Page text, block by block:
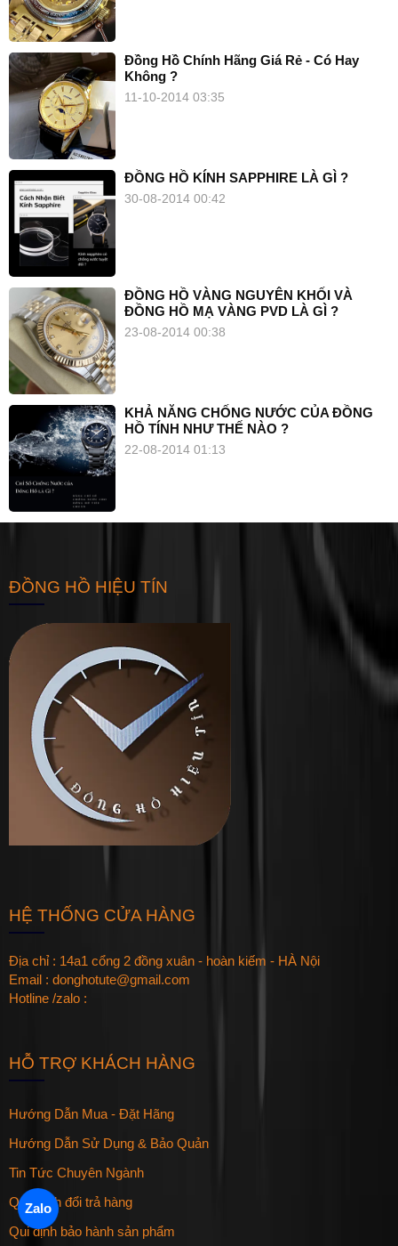
Đồng Hồ Chính Hãng Giá Rẻ - Có Hay
Không ?
11-10-2014 03:35
ĐỒNG HỒ KÍNH SAPPHIRE LÀ GÌ ?
30-08-2014 00:42
ĐỒNG HỒ VÀNG NGUYÊN KHỐI VÀ
ĐỒNG HỒ MẠ VÀNG PVD LÀ GÌ ?
23-08-2014 00:38
KHẢ NĂNG CHỐNG NƯỚC CỦA ĐỒNG
HỒ TÍNH NHƯ THẾ NÀO ?
22-08-2014 01:13
ĐỒNG HỒ HIỆU TÍN
HỆ THỐNG CỬA HÀNG
Địa chỉ : 14a1 cổng 2 đồng xuân - hoàn kiếm - HÀ Nội
Email : donghotute@gmail.com
Hotline /zalo :
HỖ TRỢ KHÁCH HÀNG
Hướng Dẫn Mua - Đặt Hãng
Hướng Dẫn Sử Dụng & Bảo Quản
Tin Tức Chuyên Ngành
Quy định đổi trả hàng
Qui định bảo hành sản phẩm
Zalo